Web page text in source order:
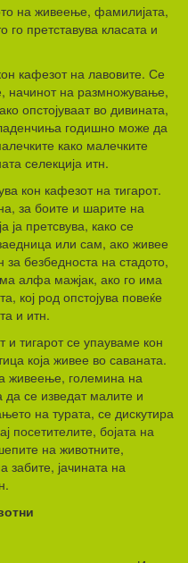
на живеење, фамилијата,
го претставува класата и
кафезот на лавовите. Се
начинот на размножување,
опстојуваат во дивината,
годишно може да
како малечките
селекција итн.
кон кафезот на тигарот.
за боите и шарите на
ја претсвува, како се
или сам, ако живее
за безбедноста на стадото,
алфа мажјак, ако го има
кој род опстојува повеќе
и итн.
тигарот се упауваме кон
која живее во саваната.
живеење, големина на
да се изведат малите и
на турата, се дискутира
посетителите, бојата на
на животните,
забите, јачината на